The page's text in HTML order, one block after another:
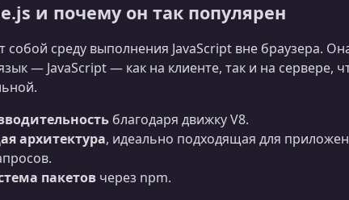
и почему он так популярен
собой среду выполнения JavaScript вне браузера.
— JavaScript — как на клиенте, так и на сервере,
благодаря движку V8.
архитектура, идеально подходящая для
пакетов через npm.